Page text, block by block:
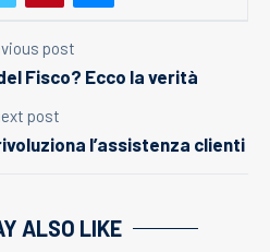
post
Fisco? Ecco la verità
post
l’assistenza clienti
ALSO LIKE